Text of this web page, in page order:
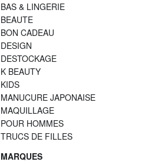
BAS & LINGERIE
BEAUTE
BON CADEAU
DESIGN
DESTOCKAGE
K BEAUTY
KIDS
MANUCURE JAPONAISE
MAQUILLAGE
POUR HOMMES
TRUCS DE FILLES
MARQUES